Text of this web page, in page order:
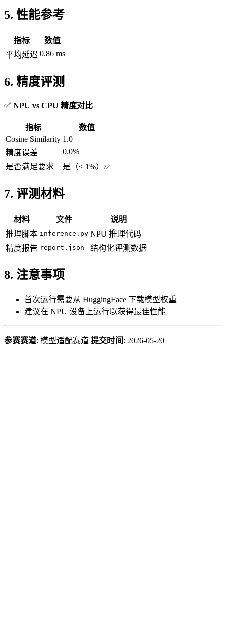
5. 性能参考
指标
数值
平均延迟 0.86 ms
6. 精度评测
✅ NPU vs CPU 精度对比
指标
数值
Cosine Similarity 1.0
精度误差
0.0%
是否满足要求
是（< 1%）✅
7. 评测材料
材料 文件
说明
推理脚本 inference.py NPU 推理代码
精度报告 report.json 结构化评测数据
8. 注意事项
首次运行需要从 HuggingFace 下载模型权重
建议在 NPU 设备上运行以获得最佳性能
参赛赛道: 模型适配赛道 提交时间 : 2026-05-20